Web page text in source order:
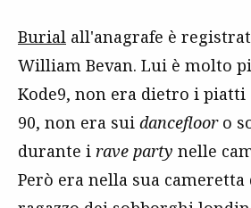
Burial all'anagrafe è
William Bevan. Lui è molto
Kode9, non era dietro i
90, non era sui danceflooro
durante i rave party nelle
Però era nella sua